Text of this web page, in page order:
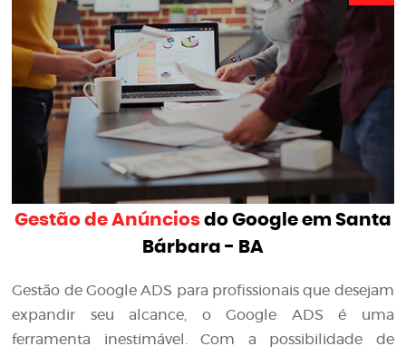
Gestão de Anúnciosdo Google em Santa
Bárbara - BA
Gestão de Google ADS para profissionais que desejam
expandir seu alcance, o Google ADS é uma
ferramenta inestimável. Com a possibilidade de